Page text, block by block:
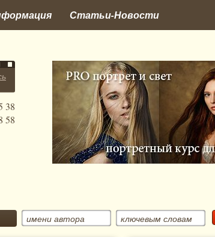
Статьи-Новости
38
58
ключевым словам
имени автора